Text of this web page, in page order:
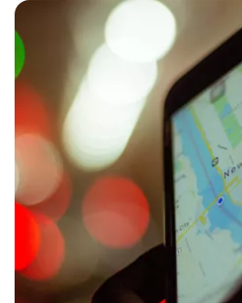
Продължете с